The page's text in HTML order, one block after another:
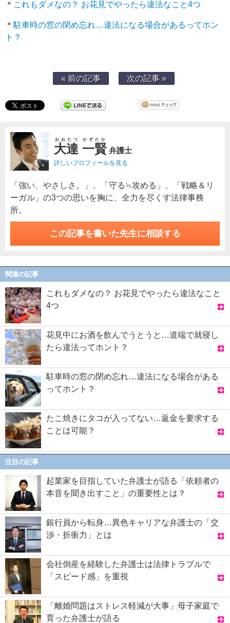
＊ これもダメなの？ お花見でやったら違法なこと4つ
＊ 駐車時の窓の閉め忘れ…違法になる場合があるってホン
ト？
« 前の記事 次の記事 »
大達 一賢
おおたつ かずたか
弁護士
詳しいプロフィールを見る
「強い、やさしさ。」、「守る≒攻める」、「戦略＆リ
ーガル」の3つの思いを胸に、全力を尽くす法律事務
所。
この記事を書いた先生に相談する
関連の記事
これもダメなの？ お花見でやったら違法なこと
4つ
花見中にお酒を飲んでうとうと…道端で就寝し
たら違法ってホント？
駐車時の窓の閉め忘れ…違法になる場合がある
ってホント？
たこ焼きにタコが入ってない…返金を要求する
ことは可能？
注目の記事
起業家を目指していた弁護士が語る「依頼者の
本音を聞き出すこと」の重要性とは？
銀行員から転身…異色キャリアな弁護士の「交
渉・折衝力」とは
会社倒産を経験した弁護士は法律トラブルで
「スピード感」を重視
「離婚問題はストレス軽減が大事」母子家庭で
育った弁護士が語る